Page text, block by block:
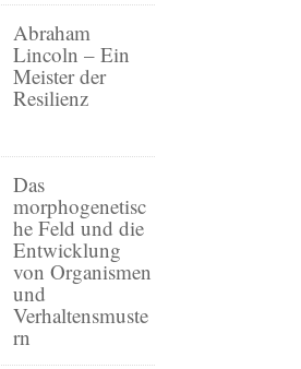
Abraham
Lincoln – Ein
Meister der
Resilienz
Das
morphogenetisc
he Feld und die
Entwicklung
von Organismen
und
Verhaltensmuste
rn